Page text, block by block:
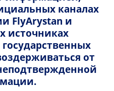
каналах
FlyArystan и
источниках
от
посадкиразмера, такие
на время взлета
наушники во время
по безопасности, а также
если